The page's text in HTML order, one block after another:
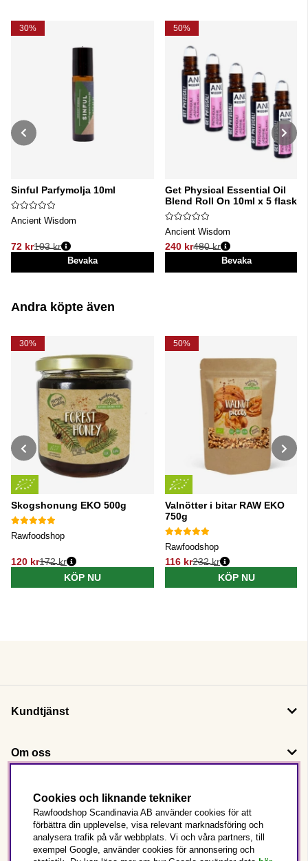
30%
Sinful Parfymolja 10ml
Ancient Wisdom
72 kr
Ordinarie pris:
103 kr
Bevaka
50%
Get Physical Essential Oil
Blend Roll On 10ml x 5 flaskor
Ancient Wisdom
240 kr
Ordinarie pris:
480 kr
Bevaka
Andra köpte även
30%
Skogshonung EKO 500g
Rawfoodshop
120 kr
Ordinarie pris:
172 kr
KÖP NU
50%
Valnötter i bitar RAW EKO
750g
Rawfoodshop
116 kr
Ordinarie pris:
232 kr
KÖP NU
Kundtjänst
Om oss
Följ oss
Det här är Rawfoodshop
Cookies och liknande tekniker
Rawfoodshop Scandinavia AB använder cookies för att
förbättra din upplevelse, visa relevant marknadsföring och
analysera trafik på vår webbplats. Vi och våra partners, till
exempel Google, använder cookies för annonsering och